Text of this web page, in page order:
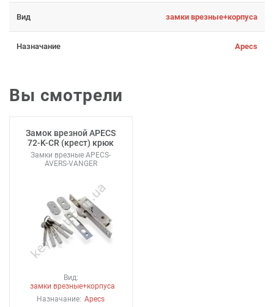
Вид замки врезные+корпуса
Назначание Apecs
Вы смотрели
Замок врезной APECS
72-K-CR (крест) крюк
Замки врезные APECS-
AVERS-VANGER
Вид:
замки врезные+корпуса
Назначание: Apecs